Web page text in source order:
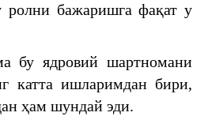
ролни бажаришга фақат у
бу ядровий шартномани
катта ишларимдан бири,
ҳам шундай эди.